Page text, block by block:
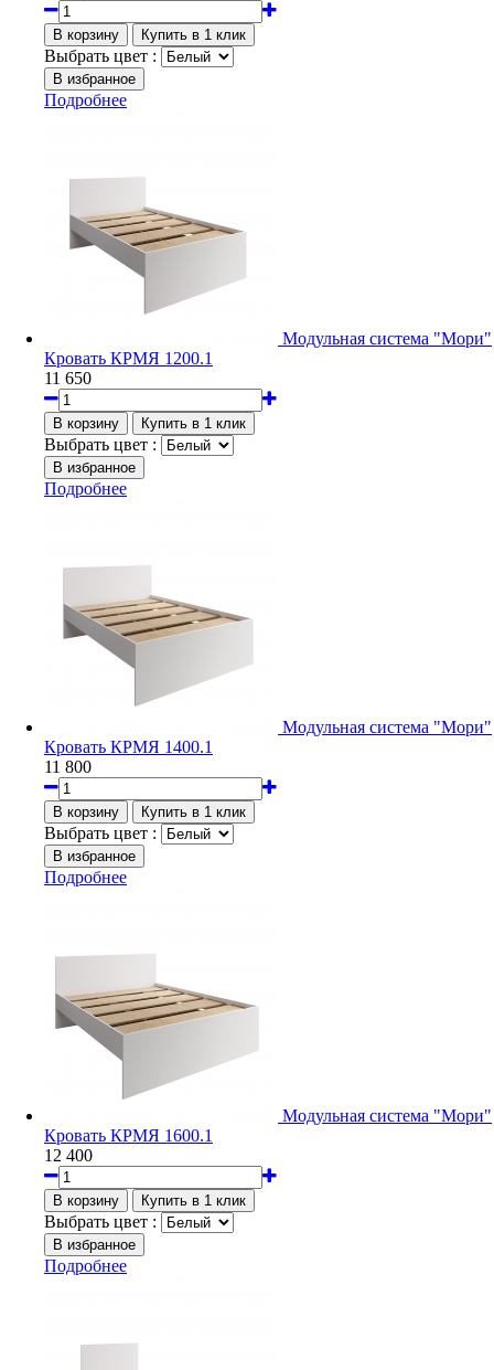
Выбрать цвет :
Подробнее
Модульная система "Мори"
Кровать КРМЯ 1200.1
11 650
Выбрать цвет :
Подробнее
Модульная система "Мори"
Кровать КРМЯ 1400.1
11 800
Выбрать цвет :
Подробнее
Модульная система "Мори"
Кровать КРМЯ 1600.1
12 400
Выбрать цвет :
Подробнее